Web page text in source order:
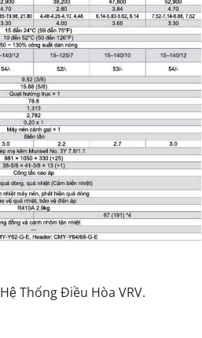
Hệ Thống Điều Hòa VRV.